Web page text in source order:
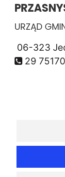
URZĄD
06-323
29